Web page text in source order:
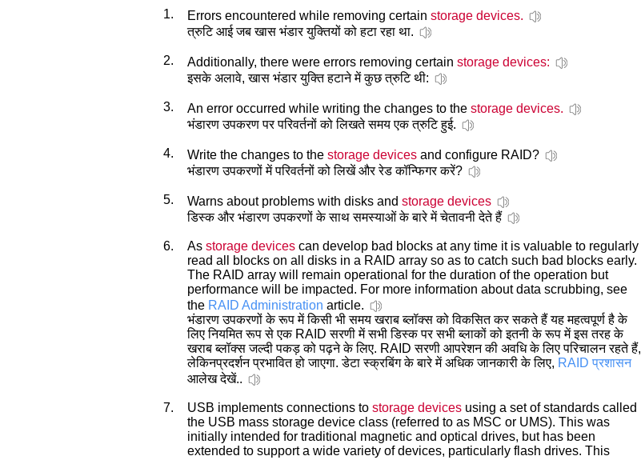
1. Errors encountered while removing certain storage devices.
त्रुटि आई जब खास भंडार युक्तियों को हटा रहा था.
2. Additionally, there were errors removing certain storage devices:
इसके अलावे, खास भंडार युक्ति हटाने में कुछ त्रुटि थी:
3. An error occurred while writing the changes to the storage devices.
भंडारण उपकरण पर परिवर्तनों को लिखते समय एक त्रुटि हुई.
4. Write the changes to the storage devices and configure RAID?
भंडारण उपकरणों में परिवर्तनों को लिखें और रेड कॉन्फिगर करें?
5. Warns about problems with disks and storage devices
डिस्क और भंडारण उपकरणों के साथ समस्याओं के बारे में चेतावनी देते हैं
6. As storage devices can develop bad blocks at any time it is valuable to regularly
read all blocks on all disks in a RAID array so as to catch such bad blocks early.
The RAID array will remain operational for the duration of the operation but
performance will be impacted. For more information about data scrubbing, see
the RAID Administration article.
भंडारण उपकरणों के रूप में किसी भी समय खराब ब्लॉक्स को विकसित कर सकते हैं यह महत्वपूर्ण है के
लिए नियमित रूप से एक RAID सरणी में सभी डिस्क पर सभी ब्लाकों को इतनी के रूप में इस तरह के
खराब ब्लॉक्स जल्दी पकड़ को पढ़ने के लिए. RAID सरणी आपरेशन की अवधि के लिए परिचालन रहते हैं,
लेकिनप्रदर्शन प्रभावित हो जाएगा. डेटा स्क्रबिंग के बारे में अधिक जानकारी के लिए, RAID प्रशासन
आलेख देखें..
7. USB implements connections to storage devices using a set of standards called
the USB mass storage device class (referred to as MSC or UMS). This was
initially intended for traditional magnetic and optical drives, but has been
extended to support a wide variety of devices, particularly flash drives. This